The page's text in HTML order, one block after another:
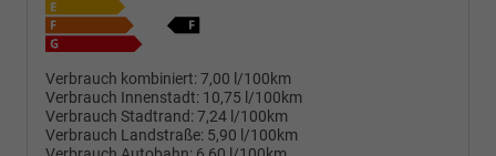
Verbrauch kombiniert:7,00 l/100km
Verbrauch Innenstadt: 10,75 l/100km
Verbrauch Stadtrand:7,24 l/100km
Verbrauch Landstraße: 5,90 l/100km